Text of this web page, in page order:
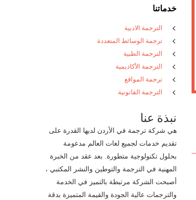
خدماتنا
الترجمة الادبية
ترجمة الوسائط المتعددة
الترجمة الطبية
الترجمة الأكاديمية
ترجمة المواقع
الترجمة القانونية
نبذة عنا
هي شركة ترجمة في الأردن لديها القدرة على
تقديم خدمات لجميع لغات العالم مدعومة
بحلول تكنولوجية متطورة. بعد عقد من الخبرة
المهنية في الترجمة والتوطين والنشر المكتبي ،
أصبحت الشركة مرتبطة بالتميز في الخدمة
والترجمات عالية الجودة والقيمة المتميزة بدقة